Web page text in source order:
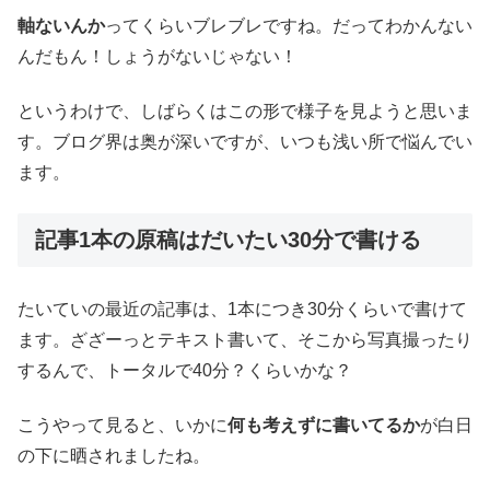
軸ないんかってくらいブレブレですね。だってわかんない
んだもん！しょうがないじゃない！
というわけで、しばらくはこの形で様子を見ようと思いま
す。ブログ界は奥が深いですが、いつも浅い所で悩んでい
ます。
記事1本の原稿はだいたい30分で書ける
たいていの最近の記事は、1本につき30分くらいで書けて
ます。ざざーっとテキスト書いて、そこから写真撮ったり
するんで、トータルで40分？くらいかな？
こうやって見ると、いかに何も考えずに書いてるかが白日
の下に晒されましたね。